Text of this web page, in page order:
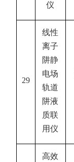
仪
29
线性
离子
阱静
电场
轨道
阱液
质联
用仪
高效